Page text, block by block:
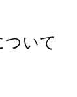
ついて